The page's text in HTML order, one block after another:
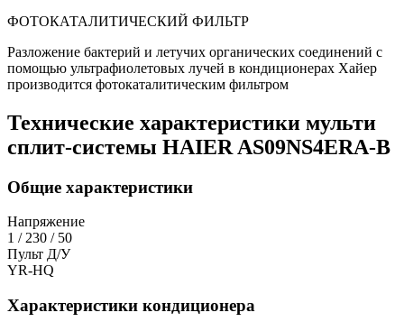
ФОТОКАТАЛИТИЧЕСКИЙ ФИЛЬТР
Разложение бактерий и летучих органических соединений с
помощью ультрафиолетовых лучей в кондиционерах Хайер
производится фотокаталитическим фильтром
Технические характеристики мульти
сплит-системы HAIER AS09NS4ERA-B
Общие характеристики
Напряжение
1 / 230 / 50
Пульт Д/У
YR-HQ
Характеристики кондиционера